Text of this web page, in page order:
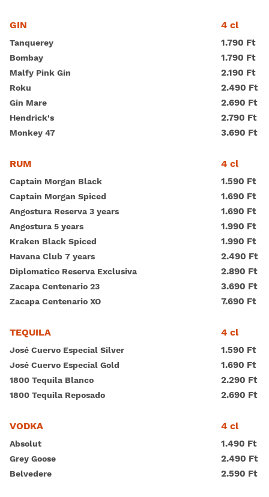
GIN 4 cl
Tanquerey 1.790 Ft
Bombay 1.790 Ft
Malfy Pink Gin 2.190 Ft
Roku 2.490 Ft
Gin Mare 2.690 Ft
Hendrick's 2.790 Ft
Monkey 47 3.690 Ft
RUM 4 cl
Captain Morgan Black 1.590 Ft
Captain Morgan Spiced 1.690 Ft
Angostura Reserva 3 years 1.690 Ft
Angostura 5 years 1.990 Ft
Kraken Black Spiced 1.990 Ft
Havana Club 7 years 2.490 Ft
Diplomatico Reserva Exclusiva 2.890 Ft
Zacapa Centenario 23 3.690 Ft
Zacapa Centenario XO 7.690 Ft
TEQUILA 4 cl
José Cuervo Especial Silver 1.590 Ft
José Cuervo Especial Gold 1.690 Ft
1800 Tequila Blanco 2.290 Ft
1800 Tequila Reposado 2.690 Ft
VODKA 4 cl
Absolut 1.490 Ft
Grey Goose 2.490 Ft
Belvedere 2.590 Ft